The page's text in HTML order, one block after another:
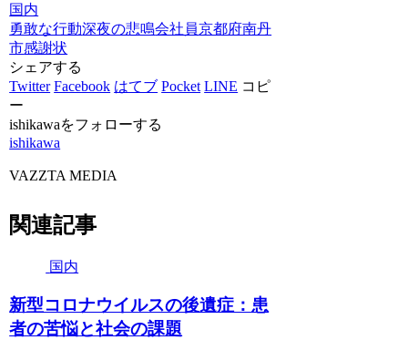
国内
勇敢な行動深夜の悲鳴会社員京都府南丹
市感謝状
シェアする
Twitter Facebook はてブ Pocket LINE コピ
ー
ishikawaをフォローする
ishikawa
VAZZTA MEDIA
関連記事
国内
新型コロナウイルスの後遺症：患
者の苦悩と社会の課題